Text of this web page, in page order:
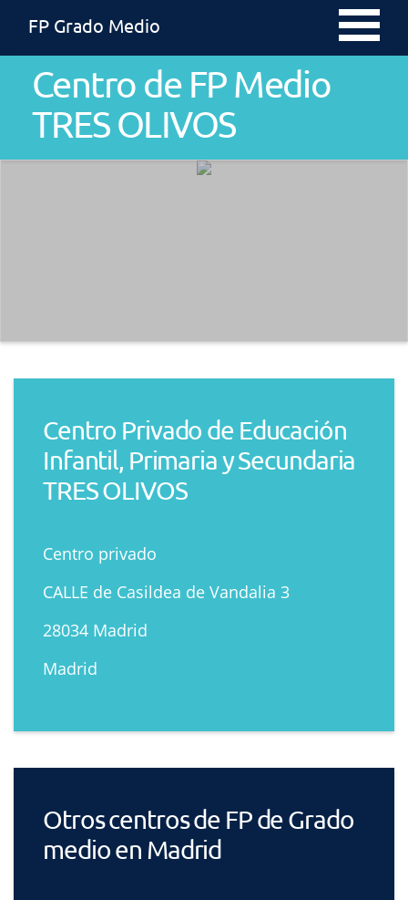
FP Grado Medio
Centro de FP Medio
TRES OLIVOS
Centro Privado de Educación
Infantil, Primaria y Secundaria
TRES OLIVOS
Centro privado
CALLE de Casildea de Vandalia 3
28034 Madrid
Madrid
Otros centros de FP de Grado
medio en Madrid